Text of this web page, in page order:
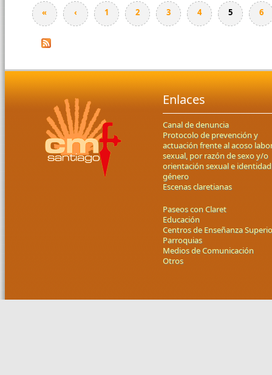
Páginas
« ‹ 1 2 3 4 5 6
Enlaces
Canal de denuncia
Protocolo de prevención y
actuación frente al acoso
sexual, por razón de sexo y/o
orientación sexual e
género
Escenas claretianas
Paseos con Claret
Educación
Centros de Enseñanza
Parroquias
Medios de Comunicación
Otros